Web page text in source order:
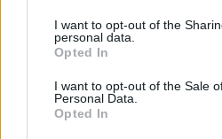
not limited to your visit or usage
grant or deny consent to Google
use your data for below specified
consent section.
I want to opt-out of the
personal data.
Opted In
I want to opt-out of the Sale
Personal Data.
Opted In
παγωτό βανίλια. «Αυτό
δηλώνει ο ίδιος.